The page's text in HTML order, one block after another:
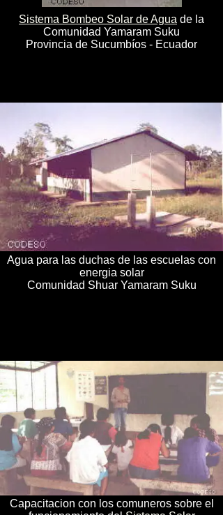
Sistema Bombeo Solar de Agua de la
Comunidad Yamaram Suku
Provincia de Sucumbíos - Ecuador
Agua para las duchas de las escuelas con
energia solar
Comunidad Shuar Yamaram Suku
Capacitacion con los comuneros sobre el